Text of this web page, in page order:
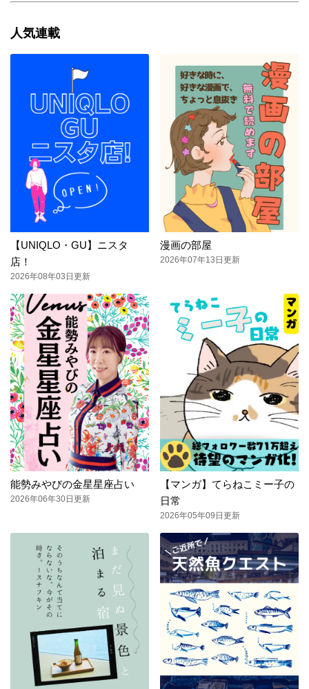
人気連載
【UNIQLO・GU】ニスタ
店！
2026年08年03日更新
漫画の部屋
2026年07年13日更新
能勢みやびの金星星座占い
2026年06年30日更新
【マンガ】てらねこミー子の
日常
2026年05年09日更新